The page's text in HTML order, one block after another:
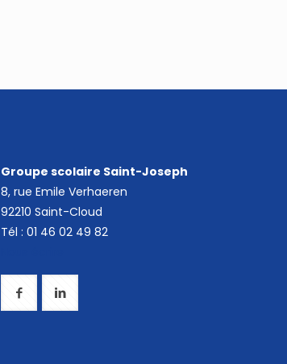
Groupe scolaire Saint-Joseph
8, rue Emile Verhaeren
92210 Saint-Cloud
Tél : 01 46 02 49 82